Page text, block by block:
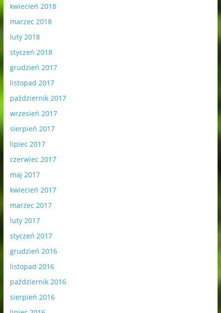
kwiecień 2018
marzec 2018
luty 2018
styczeń 2018
grudzień 2017
listopad 2017
październik 2017
wrzesień 2017
sierpień 2017
lipiec 2017
czerwiec 2017
maj 2017
kwiecień 2017
marzec 2017
luty 2017
styczeń 2017
grudzień 2016
listopad 2016
październik 2016
sierpień 2016